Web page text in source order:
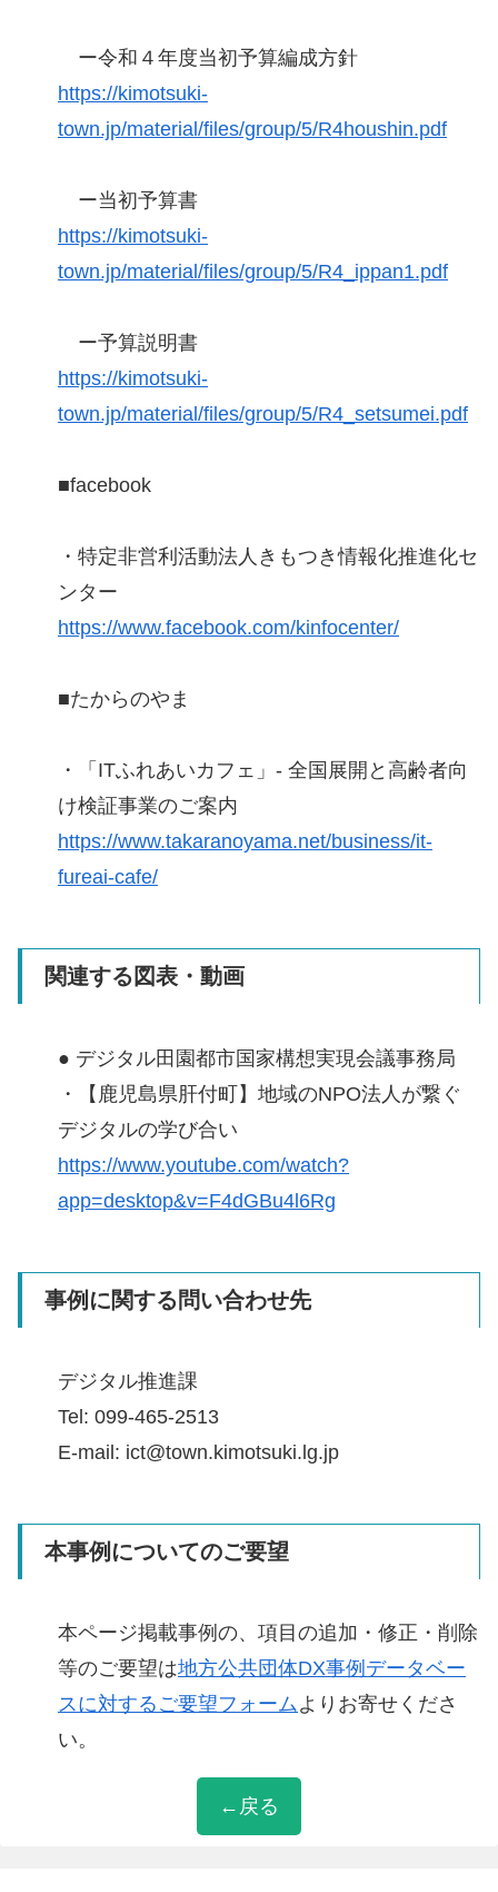
←戻る
ー令和４年度当初予算編成方針
https://kimotsuki-
town.jp/material/files/group/5/R4houshin.pdf
ー当初予算書
https://kimotsuki-
town.jp/material/files/group/5/R4_ippan1.pdf
ー予算説明書
https://kimotsuki-
town.jp/material/files/group/5/R4_setsumei.pdf
■facebook
・特定非営利活動法人きもつき情報化推進化セ
ンター
https://www.facebook.com/kinfocenter/
■たからのやま
・「ITふれあいカフェ」- 全国展開と高齢者向
け検証事業のご案内
https://www.takaranoyama.net/business/it-
fureai-cafe/
関連する図表・動画
● デジタル田園都市国家構想実現会議事務局
・【鹿児島県肝付町】地域のNPO法人が繋ぐ
デジタルの学び合い
https://www.youtube.com/watch?
app=desktop&v=F4dGBu4l6Rg
事例に関する問い合わせ先
デジタル推進課
Tel: 099-465-2513
E-mail: ict@town.kimotsuki.lg.jp
本事例についてのご要望
本ページ掲載事例の、項目の追加・修正・削除
等のご要望は地方公共団体DX事例データベー
スに対するご要望フォームよりお寄せくださ
い。